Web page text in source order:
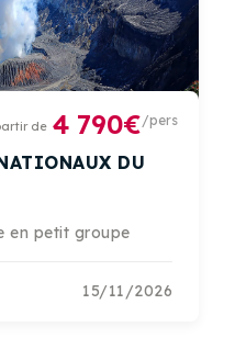
de 4 790€/pers
DU
en petit groupe
15/11/2026